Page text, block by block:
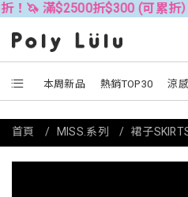
折$300 (可累折）
本周新品 熱銷TOP30 涼
首頁 MISS.系列 裙子